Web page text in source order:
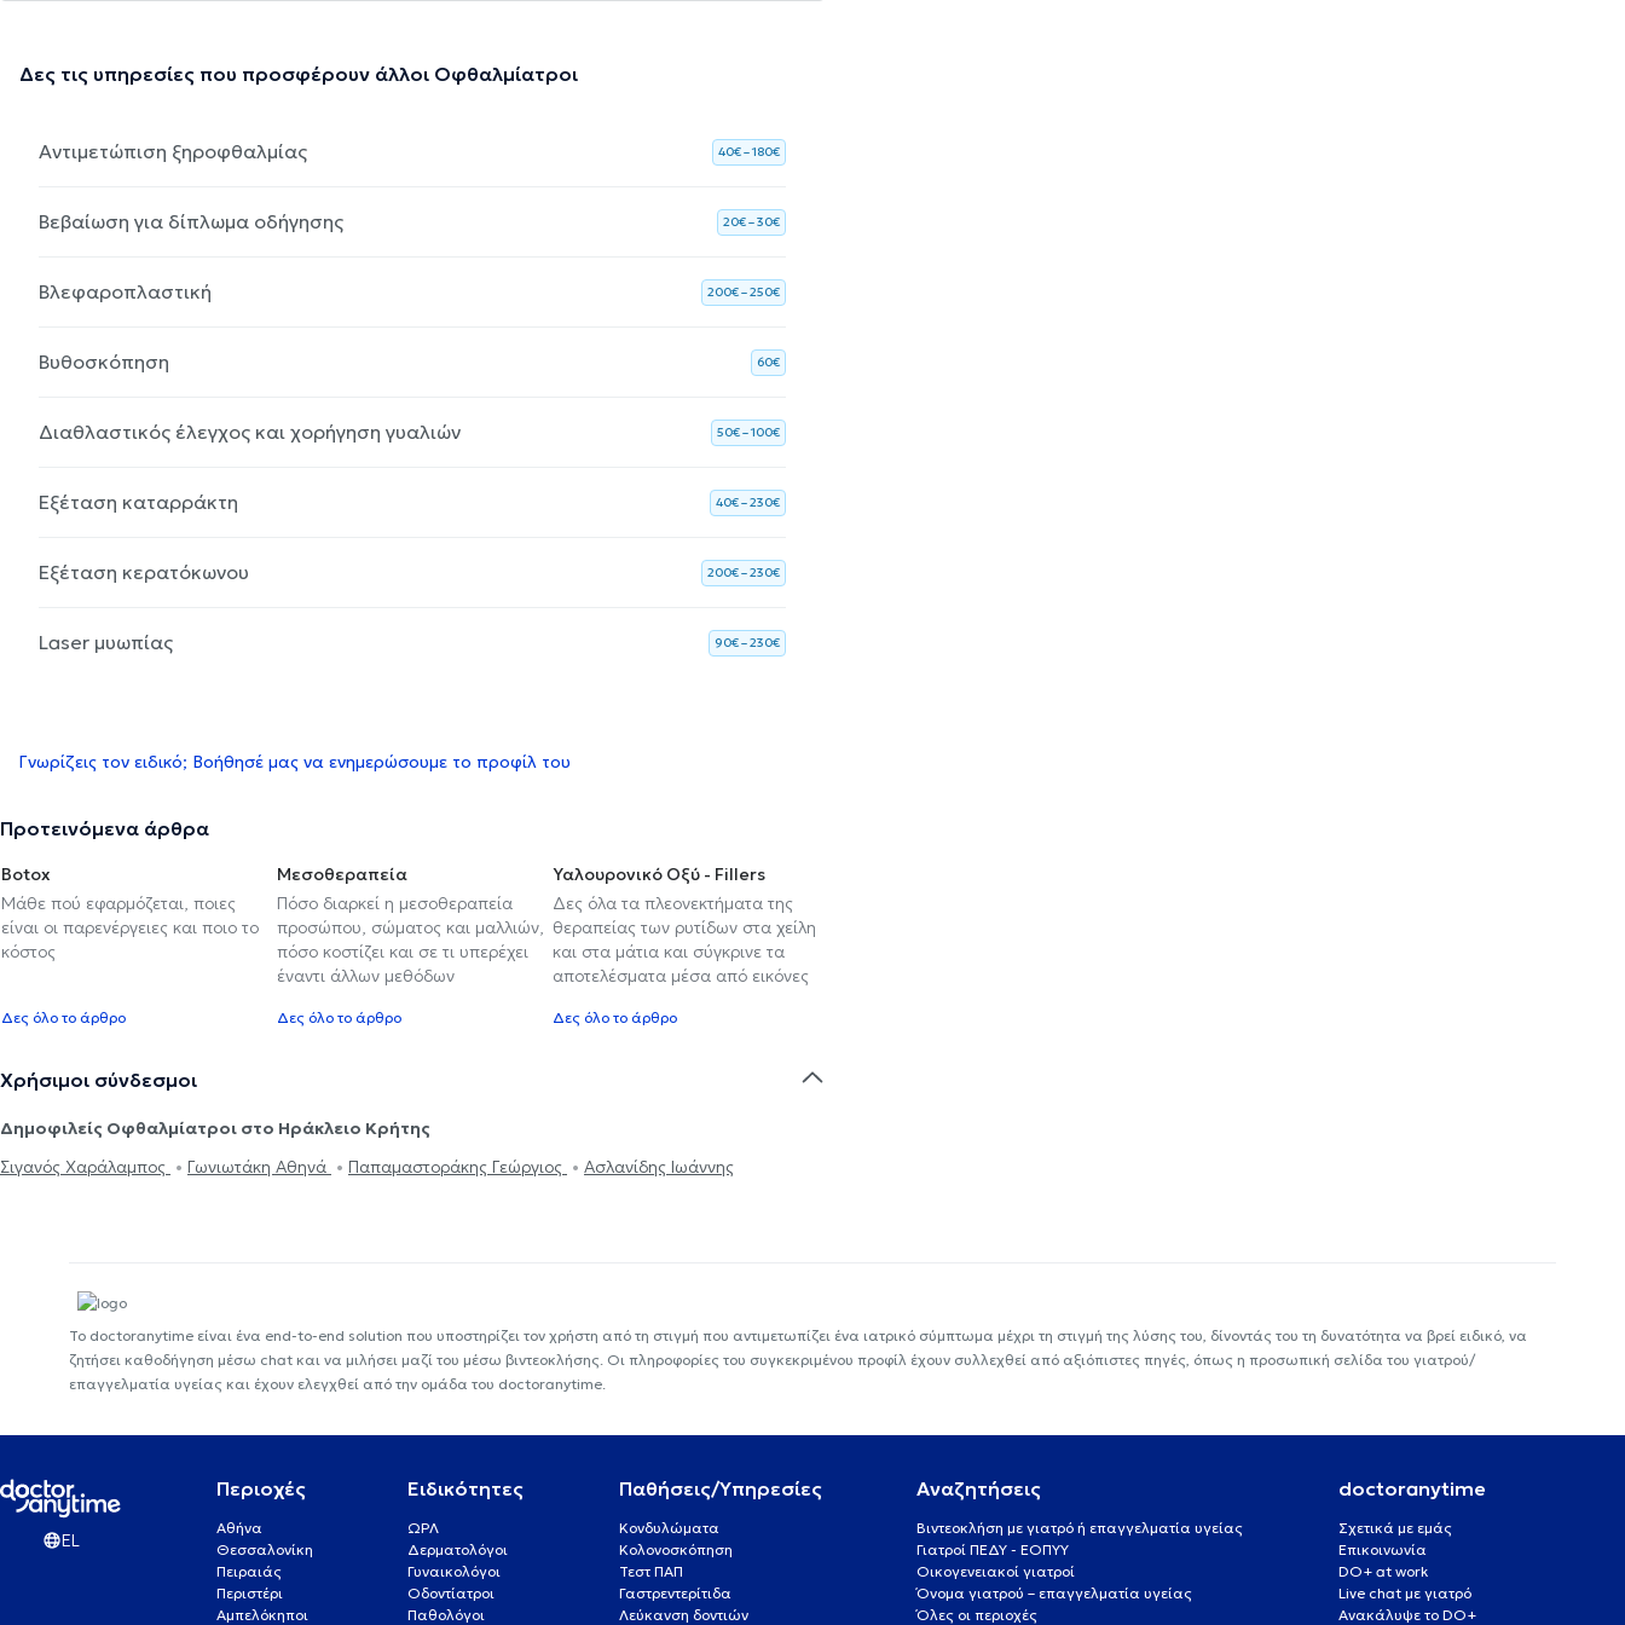
Δες τις υπηρεσίες που προσφέρουν άλλοι Οφθαλμίατροι
Αντιμετώπιση ξηροφθαλμίας 40€ – 180€
Βεβαίωση για δίπλωμα οδήγησης 20€ – 30€
Βλεφαροπλαστική 200€ – 250€
Βυθοσκόπηση 60€
Διαθλαστικός έλεγχος και χορήγηση γυαλιών 50€ – 100€
Εξέταση καταρράκτη 40€ – 230€
Εξέταση κερατόκωνου 200€ – 230€
Laser μυωπίας 90€ – 230€
Γνωρίζεις τον ειδικό; Βοήθησέ μας να ενημερώσουμε το προφίλ του
Προτεινόμενα άρθρα
Botox
Μάθε πού εφαρμόζεται, ποιες
είναι οι παρενέργειες και ποιο το
κόστος
Δες όλο το άρθρο
Μεσοθεραπεία
Πόσο διαρκεί η μεσοθεραπεία
προσώπου, σώματος και μαλλιών,
πόσο κοστίζει και σε τι υπερέχει
έναντι άλλων μεθόδων
Δες όλο το άρθρο
Υαλουρονικό Οξύ - Fillers
Δες όλα τα πλεονεκτήματα της
θεραπείας των ρυτίδων στα χείλη
και στα μάτια και σύγκρινε τα
αποτελέσματα μέσα από εικόνες
Δες όλο το άρθρο
Χρήσιμοι σύνδεσμοι
Δημοφιλείς Οφθαλμίατροι στο Ηράκλειο Κρήτης
Σιγανός Χαράλαμπος
Γωνιωτάκη Αθηνά Παπαμαστοράκης Γεώργιος Ασλανίδης Ιωάννης
Το doctoranytime είναι ένα end-to-end solution που υποστηρίζει τον χρήστη από τη στιγμή που αντιμετωπίζει ένα ιατρικό σύμπτωμα μέχρι τη στιγμή της λύσης του, δίνοντάς του τη δυνατότητα να βρεί ειδικό, να
ζητήσει καθοδήγηση μέσω chat και να μιλήσει μαζί του μέσω βιντεοκλήσης. Οι πληροφορίες του συγκεκριμένου προφίλ έχουν συλλεχθεί από αξιόπιστες πηγές, όπως η προσωπική σελίδα του γιατρού/
επαγγελματία υγείας και έχουν ελεγχθεί από την ομάδα του doctoranytime.
EL
Περιοχές
Αθήνα
Θεσσαλονίκη
Πειραιάς
Περιστέρι
Αμπελόκηποι
Ειδικότητες
ΩΡΛ
Δερματολόγοι
Γυναικολόγοι
Οδοντίατροι
Παθολόγοι
Παθήσεις/Υπηρεσίες
Κονδυλώματα
Κολονοσκόπηση
Τεστ ΠΑΠ
Γαστρεντερίτιδα
Λεύκανση δοντιών
Αναζητήσεις
Βιντεοκλήση με γιατρό ή επαγγελματία υγείας
Γιατροί ΠΕΔΥ - ΕΟΠΥΥ
Οικογενειακοί γιατροί
Όνομα γιατρού – επαγγελματία υγείας
Όλες οι περιοχές
doctoranytime
Σχετικά με εμάς
Επικοινωνία
DO+ at work
Live chat με γιατρό
Ανακάλυψε το DO+